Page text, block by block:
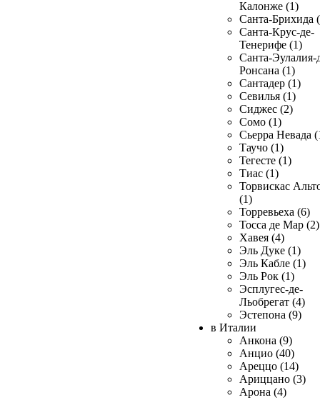
Калонже (1)
Санта-Брихида
Санта-Крус-де-
Тенерифе (1)
Санта-Эулалия-
Ронсана (1)
Сантадер (1)
Севилья (1)
Сиджес (2)
Сомо (1)
Сьерра Невада
Таучо (1)
Тегесте (1)
Тиас (1)
Торвискас
(1)
Торревьеха (6)
Тосса де Мар (2)
Хавея (4)
Эль Дуке (1)
Эль Кабле (1)
Эль Рок (1)
Эсплугес-де-
Льобрегат (4)
Эстепона (9)
в Италии
Анкона (9)
Анцио (40)
Ареццо (14)
Ариццано (3)
Арона (4)